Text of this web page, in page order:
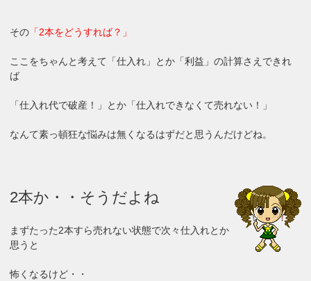
その 「2本をどうすれば？」
ここをちゃんと考えて「仕入れ」とか「利益」の計算さえできれ
ば
「仕入れ代で破産！」とか「仕入れできなくて売れない！」
なんて素っ頓狂な悩みは無くなるはずだと思うんだけどね。
2本か・・そうだよね
まずたった2本すら売れない状態で次々仕入れとか
思うと
怖くなるけど・・